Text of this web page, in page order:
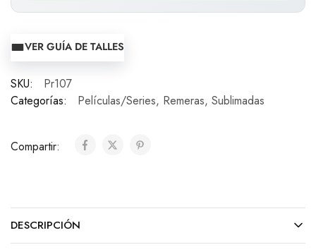
VER GUÍA DE TALLES
SKU:
Pr107
Categorías:
Películas/Series, Remeras, Sublimadas
Compartir:
DESCRIPCIÓN